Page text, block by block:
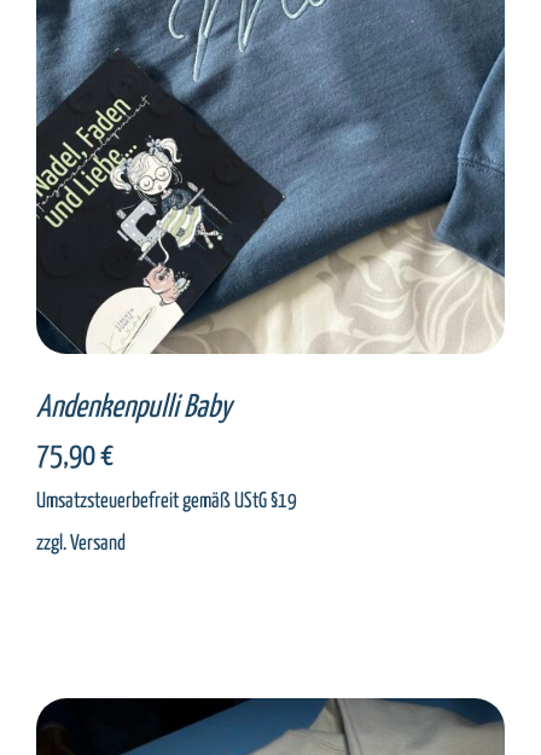
SELECT OPTIONS / DETAILS
Andenkenpulli Baby
75,90€
Umsatzsteuerbefreit gemäß UStG §19
zzgl.Versand